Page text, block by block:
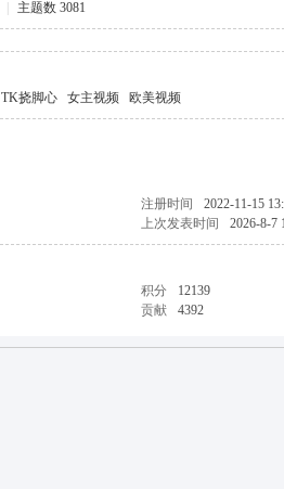
主题数 3081
TK挠脚心 女主视频 欧美视频
注册时间
2022-11-15
上次发表时间 2026-8-7
积分
12139
贡献 4392